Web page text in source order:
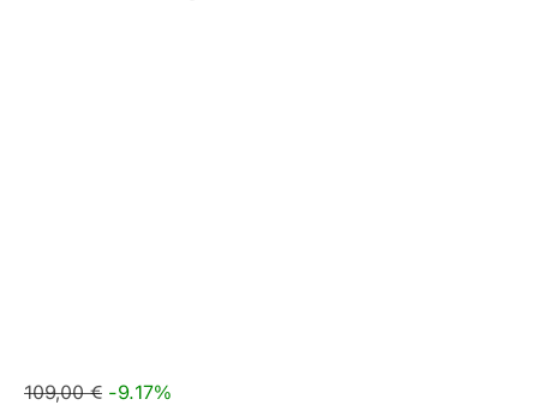
Verkaufspreis:
Regulärer Preis:
109,00 € -9.17%